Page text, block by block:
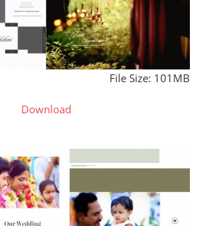
File Size: 101MB
Download